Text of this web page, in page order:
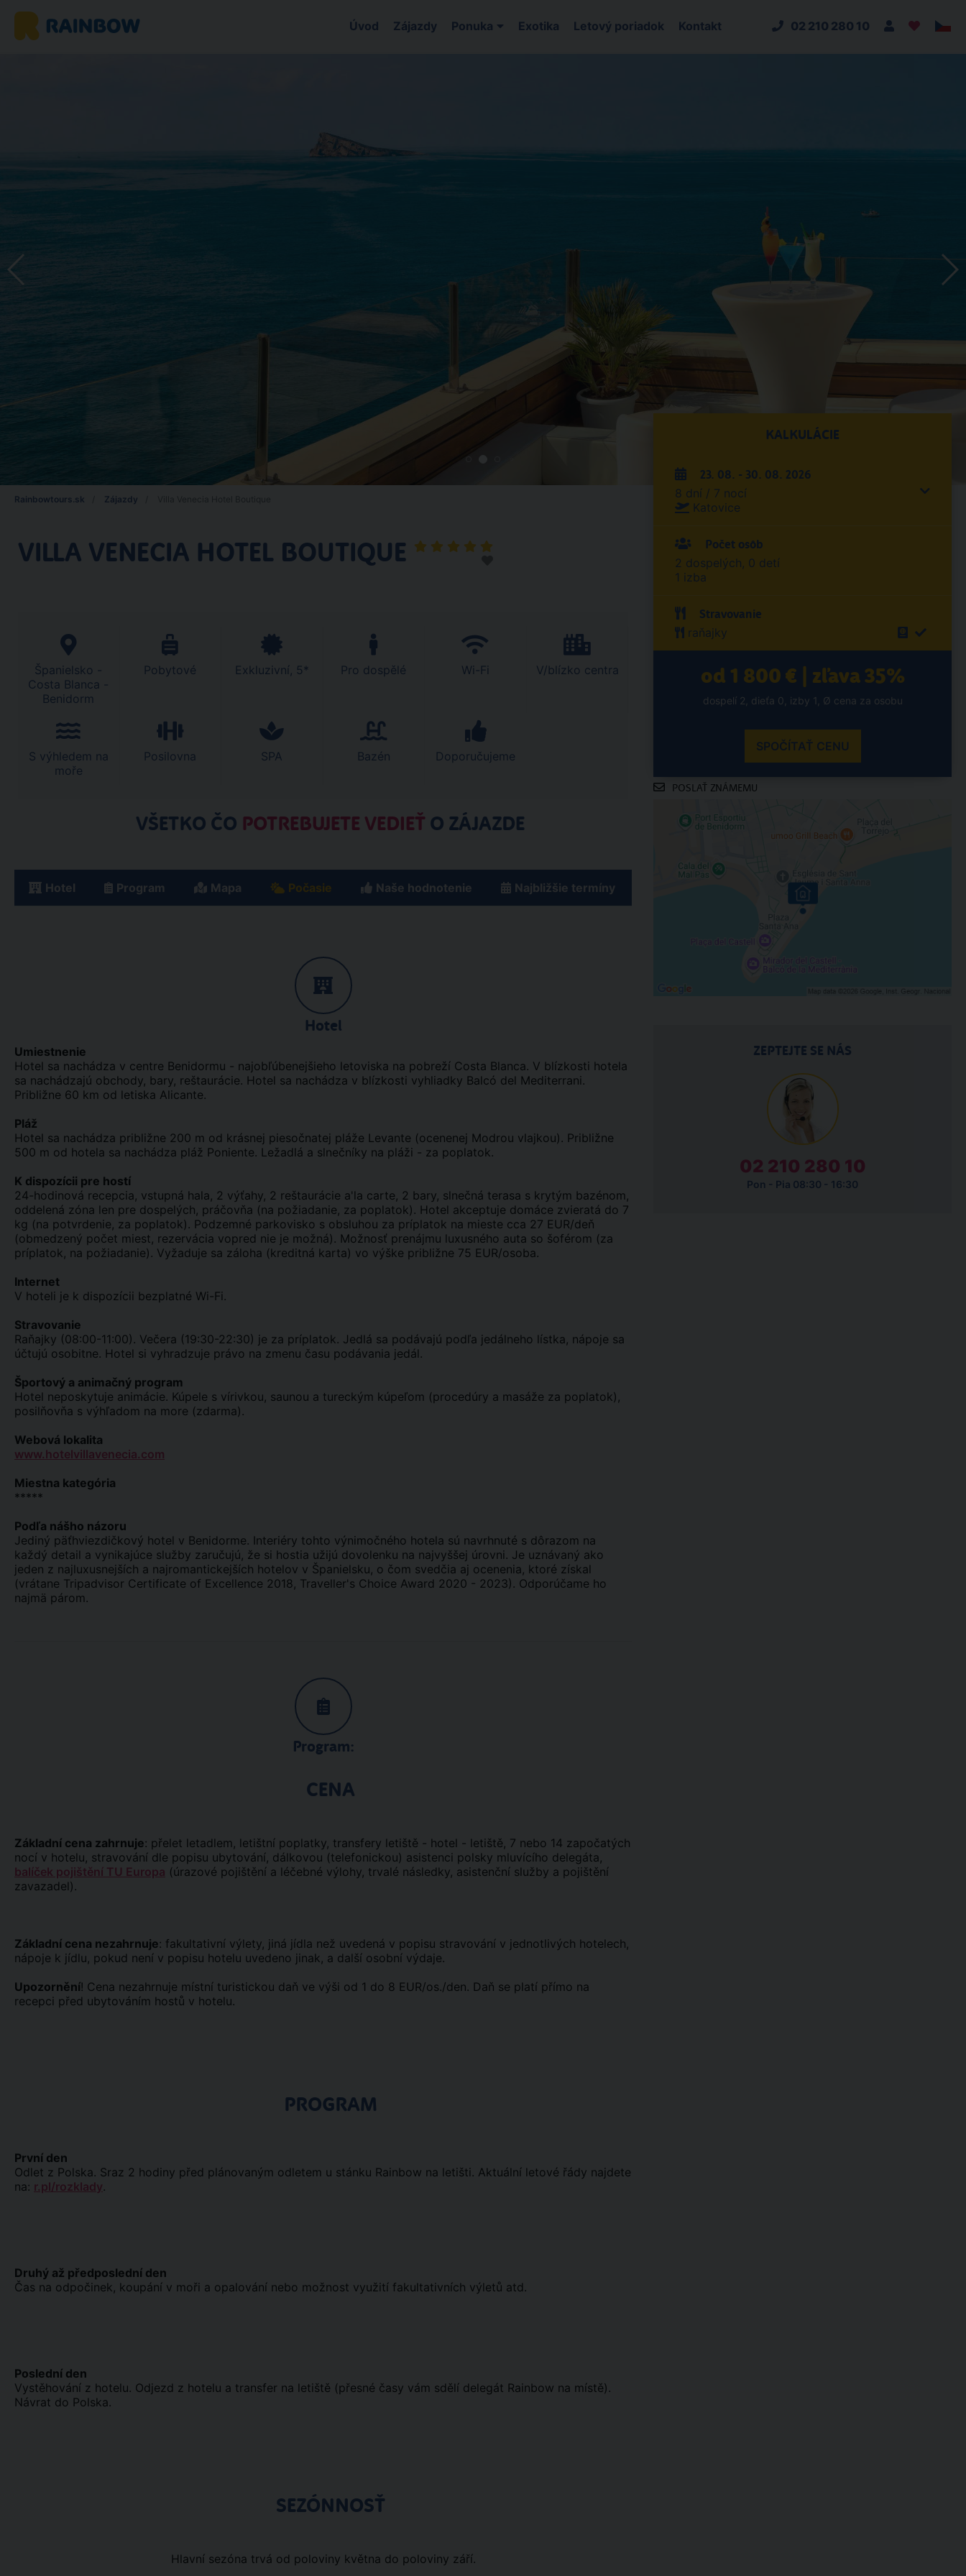
Úvod Zájazdy Ponuka Exotika Letový poriadok Kontakt 02 210 280 10
Rainbowtours.sk Zájazdy
VILLA VENECIA HOTEL BOUTIQUE
Španielsko -
Costa Blanca -
Benidorm
Pobytové Exkluzivní, 5* Pro dospělé Wi-Fi V/blízko centra
S výhledem na
moře
Posilovna SPA Bazén Doporučujeme
VŠETKO ČO POTREBUJETE VEDIEŤ O ZÁJAZDE
Hotel Program Mapa Počasie Naše hodnotenie Najbližšie termíny
Hotel
Umiestnenie
Hotel sa nachádza v centre Benidormu - najobľúbenejšieho letoviska na pobreží Costa Blanca. V blízkosti hotela
sa nachádzajú obchody, bary, reštaurácie. Hotel sa nachádza v blízkosti vyhliadky Balcó del Mediterrani.
Približne 60 km od letiska Alicante.
Pláž
Hotel sa nachádza približne 200 m od krásnej piesočnatej pláže Levante (ocenenej Modrou vlajkou). Približne
500 m od hotela sa nachádza pláž Poniente. Ležadlá a slnečníky na pláži - za poplatok.
K dispozícii pre hostí
24-hodinová recepcia, vstupná hala, 2 výťahy, 2 reštaurácie a'la carte, 2 bary, slnečná terasa s krytým bazénom,
oddelená zóna len pre dospelých, práčovňa (na požiadanie, za poplatok). Hotel akceptuje domáce zvieratá do 7
kg (na potvrdenie, za poplatok). Podzemné parkovisko s obsluhou za príplatok na mieste cca 27 EUR/deň
(obmedzený počet miest, rezervácia vopred nie je možná). Možnosť prenájmu luxusného auta so šoférom (za
príplatok, na požiadanie). Vyžaduje sa záloha (kreditná karta) vo výške približne 75 EUR/osoba.
Internet
V hoteli je k dispozícii bezplatné Wi-Fi.
Stravovanie
Raňajky (08:00-11:00). Večera (19:30-22:30) je za príplatok. Jedlá sa podávajú podľa jedálneho lístka, nápoje sa
účtujú osobitne. Hotel si vyhradzuje právo na zmenu času podávania jedál.
Športový a animačný program
Hotel neposkytuje animácie. Kúpele s vírivkou, saunou a tureckým kúpeľom (procedúry a masáže za poplatok),
posilňovňa s výhľadom na more (zdarma).
Webová lokalita
www.hotelvillavenecia.com
Miestna kategória
*****
Podľa nášho názoru
Jediný päťhviezdičkový hotel v Benidorme. Interiéry tohto výnimočného hotela sú navrhnuté s dôrazom na
každý detail a vynikajúce služby zaručujú, že si hostia užijú dovolenku na najvyššej úrovni. Je uznávaný ako
jeden z najluxusnejších a najromantickejších hotelov v Španielsku, o čom svedčia aj ocenenia, ktoré získal
(vrátane Tripadvisor Certificate of Excellence 2018, Traveller's Choice Award 2020 - 2023). Odporúčame ho
najmä párom.
Program:
CENA
Základní cena zahrnuje: přelet letadlem, letištní poplatky, transfery letiště - hotel - letiště, 7 nebo 14 započatých
nocí v hotelu, stravování dle popisu ubytování, dálkovou (telefonickou) asistenci polsky mluvícího delegáta,
balíček pojištění TU Europa (úrazové pojištění a léčebné výlohy, trvalé následky, asistenční služby a pojištění
zavazadel).
Základní cena nezahrnuje: fakultativní výlety, jiná jídla než uvedená v popisu stravování v jednotlivých hotelech,
nápoje k jídlu, pokud není v popisu hotelu uvedeno jinak, a další osobní výdaje.
Upozornění! Cena nezahrnuje místní turistickou daň ve výši od 1 do 8 EUR/os./den. Daň se platí přímo na
recepci před ubytováním hostů v hotelu.
PROGRAM
První den
Odlet z Polska. Sraz 2 hodiny před plánovaným odletem u stánku Rainbow na letišti. Aktuální letové řády najdete
na: r.pl/rozklady.
Druhý až předposlední den
Čas na odpočinek, koupání v moři a opalování nebo možnost využití fakultativních výletů atd.
Poslední den
Vystěhování z hotelu. Odjezd z hotelu a transfer na letiště (přesné časy vám sdělí delegát Rainbow na místě).
Návrat do Polska.
SEZÓNNOSŤ
Hlavní sezóna trvá od poloviny května do poloviny září.
KALKULÁCIE
23. 08. - 30. 08. 2026
8 dní / 7 nocí
Katovice
Počet osôb
2 dospelých, 0 detí
1 izba
Stravovanie
raňajky
od 1 800 € | zľava 35%
dospelí 2, dieťa 0, izby 1, Ø cena za osobu
SPOČÍTAŤ CENU
POSLAŤ ZNÁMEMU
ZEPTEJTE SE NÁS
02 210 280 10
Pon - Pia 08:30 - 16:30